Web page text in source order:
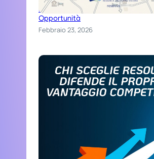
Distinguiti Online, Trasforma
Opportunità
Febbraio 23, 2026